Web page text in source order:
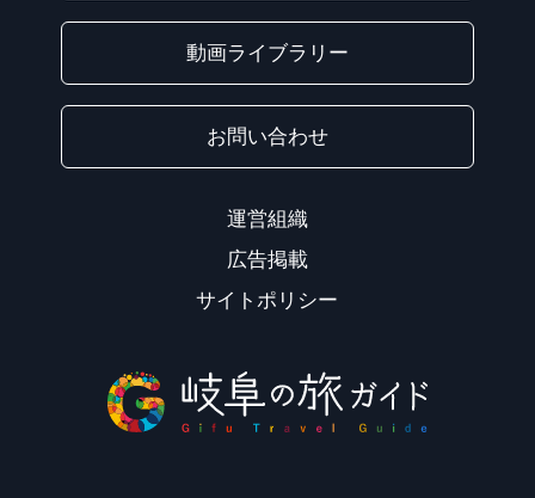
動画ライブラリー
お問い合わせ
運営組織
広告掲載
サイトポリシー